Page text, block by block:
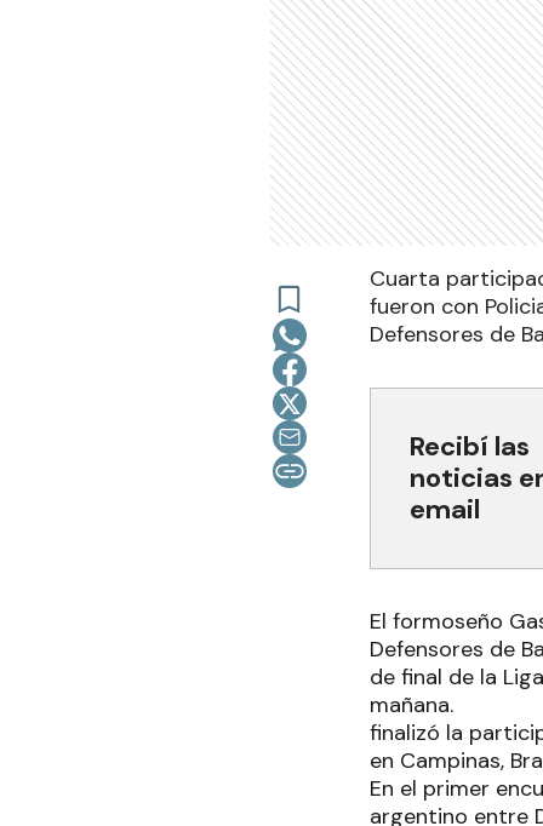
Cuarta
fueron con
Defensores de
Recibí las
noticias
email
El formoseño
Defensores de
de final de la
mañana.
finalizó la
en Campinas,
En el primer
argentino entre